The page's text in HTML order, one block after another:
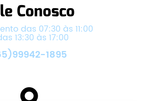
Conosco
das 07:30 às 11:00
13:30 às 17:00
1895